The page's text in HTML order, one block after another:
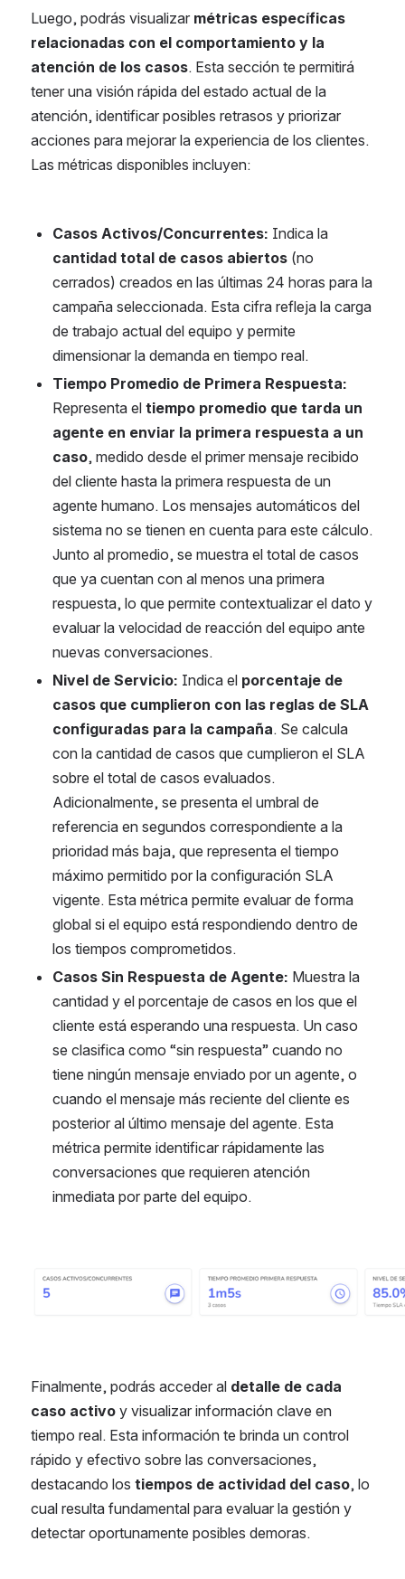
Luego, podrás visualizar métricas específicas
relacionadas con el comportamiento y la
atención de los casos. Esta sección te permitirá
tener una visión rápida del estado actual de la
atención, identificar posibles retrasos y priorizar
acciones para mejorar la experiencia de los clientes.
Las métricas disponibles incluyen:
Casos Activos/Concurrentes:
cantidad total de casos abiertos (no
cerrados) creados en las últimas 24 horas para la
campaña seleccionada. Esta cifra refleja la carga
de trabajo actual del equipo y permite
dimensionar la demanda en tiempo real.
Tiempo Promedio de Primera Respuesta:
Representa el tiempo promedio que tarda un
agente en enviar la primera respuesta a un
caso, medido desde el primer mensaje recibido
del cliente hasta la primera respuesta de un
agente humano. Los mensajes automáticos del
sistema no se tienen en cuenta para este cálculo.
Junto al promedio, se muestra el total de casos
que ya cuentan con al menos una primera
respuesta, lo que permite contextualizar el dato y
evaluar la velocidad de reacción del equipo ante
nuevas conversaciones.
Nivel de Servicio: Indica el porcentaje de
casos que cumplieron con las reglas de SLA
configuradas para la campaña. Se calcula
con la cantidad de casos que cumplieron el SLA
sobre el total de casos evaluados.
Adicionalmente, se presenta el umbral de
referencia en segundos correspondiente a la
prioridad más baja, que representa el tiempo
máximo permitido por la configuración SLA
vigente. Esta métrica permite evaluar de forma
global si el equipo está respondiendo dentro de
los tiempos comprometidos.
Casos Sin Respuesta de Agente: Muestra la
cantidad y el porcentaje de casos en los que el
cliente está esperando una respuesta. Un caso
se clasifica como “sin respuesta” cuando no
tiene ningún mensaje enviado por un agente, o
cuando el mensaje más reciente del cliente es
posterior al último mensaje del agente. Esta
métrica permite identificar rápidamente las
conversaciones que requieren atención
inmediata por parte del equipo.
Abrir
Finalmente, podrás acceder al detalle de cada
caso activo y visualizar información clave en
tiempo real. Esta información te brinda un control
rápido y efectivo sobre las conversaciones,
destacando los tiempos de actividad del caso, lo
cual resulta fundamental para evaluar la gestión y
detectar oportunamente posibles demoras.